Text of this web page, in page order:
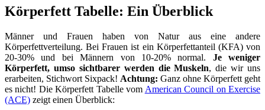
Körperfett Tabelle: Ein Überblick
Männer und Frauen haben von Natur aus eine andere
Körperfettverteilung. Bei Frauen ist ein Körperfettanteil (KFA) von
20-30% und bei Männern von 10-20% normal. Je weniger
Körperfett, umso sichtbarer werden die Muskeln, die wir uns
erarbeiten, Stichwort Sixpack! Achtung: Ganz ohne Körperfett geht
es nicht! Die Körperfett Tabelle vom American Council on Exercise
(ACE) zeigt einen Überblick: